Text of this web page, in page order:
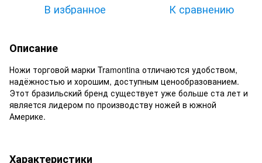
В избранное К сравнению
Описание
Ножи торговой марки Tramontina отличаются удобством,
надёжностью и хорошим, доступным ценообразованием.
Этот бразильский бренд существует уже больше ста лет и
является лидером по производству ножей в южной
Америке.
Характеристики